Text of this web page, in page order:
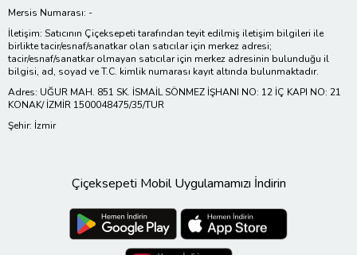
Mersis Numarası: -
İletişim: Satıcının Çiçeksepeti tarafından teyit edilmiş iletişim bilgileri ile
birlikte tacir/esnaf/sanatkar olan satıcılar için merkez adresi;
tacir/esnaf/sanatkar olmayan satıcılar için merkez adresinin bulunduğu il
bilgisi, ad, soyad ve T.C. kimlik numarası kayıt altında bulunmaktadır.
Adres: UĞUR MAH. 851 SK. İSMAİL SÖNMEZ İŞHANI NO: 12 İÇ KAPI NO: 21
KONAK/ İZMİR 1500048475/35/TUR
Şehir: İzmir
Çiçeksepeti Mobil Uygulamamızı İndirin